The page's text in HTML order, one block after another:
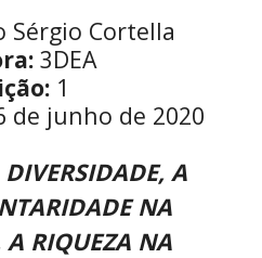
Sérgio Cortella
3DEA
1
de junho de 2020
A
NA
A RIQUEZA NA